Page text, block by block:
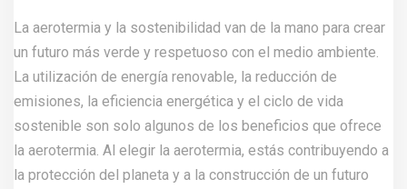
La aerotermia y la sostenibilidad van de la mano para crear
un futuro más verde y respetuoso con el medio ambiente.
La utilización de energía renovable, la reducción de
emisiones, la eficiencia energética y el ciclo de vida
sostenible son solo algunos de los beneficios que ofrece
la aerotermia. Al elegir la aerotermia, estás contribuyendo a
la protección del planeta y a la construcción de un futuro